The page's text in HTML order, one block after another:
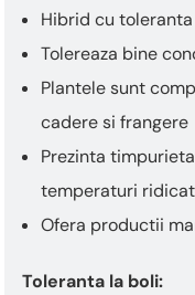
Hibrid cu
Tolereaza bine
Plantele sunt
cadere si frangere
Prezinta
temperaturi
Ofera productii
Toleranta la boli: